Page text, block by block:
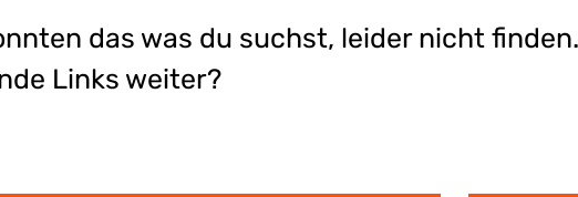
das was du suchst, leider nicht
Links weiter?